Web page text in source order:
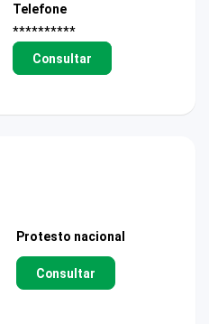
Telefone
**********
Consultar
Protesto nacional
Consultar